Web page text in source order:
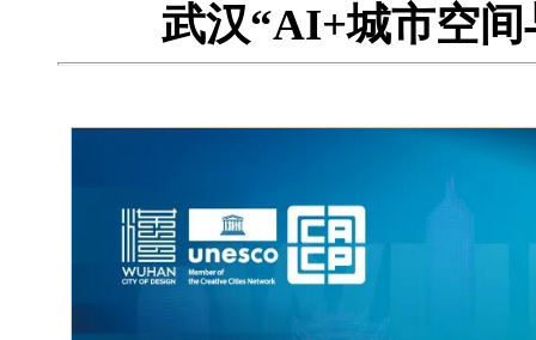
武汉“AI+城市空